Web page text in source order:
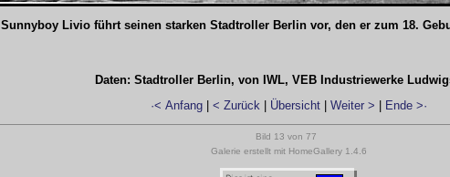
Sunnyboy Livio führt seinen starken Stadtroller Berlin vor, den er zum 18.
Daten: Stadtroller Berlin, von IWL, VEB Industriewerke
·< Anfang| < Zurück| Übersicht| Weiter > Ende >·
Bild 13 von 77
Galerie erstellt mit HomeGallery 1.4.6